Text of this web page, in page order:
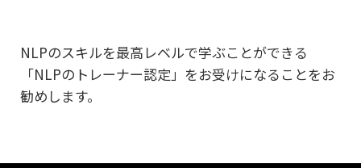
NLPのスキルを最高レベルで学ぶことができる
「NLPのトレーナー認定」をお受けになることをお
勧めします。